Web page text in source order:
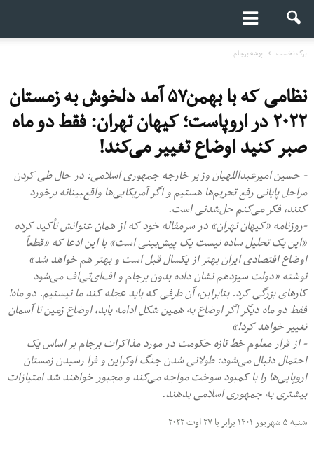
برگ نخست پوشه برجام
نظامی که با بهمن۵۷ آمد دلخوش به زمستان
۲۰۲۲ در اروپاست؛ کیهان تهران: فقط دو ماه
صبر کنید اوضاع تغییر می‌کند!
- حسین امیرعبداللهیان وزیر خارجه جمهوری اسلامی: در حال طی کردن
مراحل پایانی رفع تحریم‌ها هستیم و اگر آمریکایی‌ها واقع‌‍بینانه برخورد
کنند، فکر می‌کنم حل‌شدنی است.
-روزنامه «کیهان تهران» در سرمقاله خود که از همان عنوانش تأکید کرده
«این یک تحلیل ساده نیست یک پیش‌بینی است» با این ادعا که «قطعاً
اوضاع اقتصادی ایران بهتر از یکسال قبل است و بهتر هم خواهد شد»
نوشته «دولت سیزدهم نشان داده بدون برجام و اف‌ای‌تی‌اف می‌شود
کارهای بزرگی کرد. بنابراین، آن طرفی که باید عجله کند ما نیستیم. دو ماه!
فقط دو ماه دیگر اگر اوضاع به همین شکل ادامه یابد، اوضاع زمین تا آسمان
تغییر خواهد کرد!»
- از قرار معلوم خط تازه حکومت در مورد مذاکرات برجام بر اساس یک
احتمال دنبال می‌شود: طولانی شدن جنگ اوکراین و فرا رسیدن زمستان
اروپایی‌ها را با کمبود سوخت مواجه می‌کند و مجبور خواهند شد امتیازات
بیشتری به جمهوری اسلامی بدهند.
شنبه ۵ شهریور ۱۴۰۱ برابر با ۲۷ اوت ۲۰۲۲